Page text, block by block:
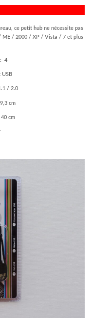
ce petit hub ne nécessite pas
ME / 2000 / XP / Vista / 7 et plus
: 4
/ 2.0
cm
cm